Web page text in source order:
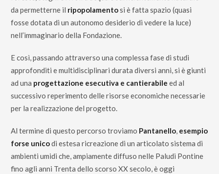
da permetterne il ripopolamentosi è fatta spazio (quasi
fosse dotata di un autonomo desiderio di vedere la luce)
nell’immaginario della Fondazione.
E così, passando attraverso una complessa fase di studi
approfonditi e multidisciplinari durata diversi anni, si è giunti
ad una progettazione esecutiva e cantierabile ed al
successivo reperimento delle risorse economiche necessarie
per la realizzazione del progetto.
Al termine di questo percorso troviamo Pantanello, esempio
forse unicodi estesa ricreazione di un articolato sistema di
ambienti umidi che, ampiamente diffuso nelle Paludi Pontine
fino agli anni Trenta dello scorso XX secolo, è oggi